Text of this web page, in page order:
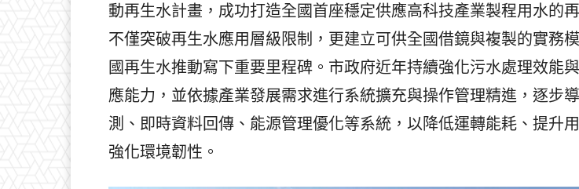
動再生水計畫，成功打造全國首座穩定供應高科技產業製程用水的再
不僅突破再生水應用層級限制，更建立可供全國借鏡與複製的實務
國再生水推動寫下重要里程碑。市政府近年持續強化污水處理效能
應能力，並依據產業發展需求進行系統擴充與操作管理精進，逐步
測、即時資料回傳、能源管理優化等系統，以降低運轉能耗、提升
強化環境韌性。